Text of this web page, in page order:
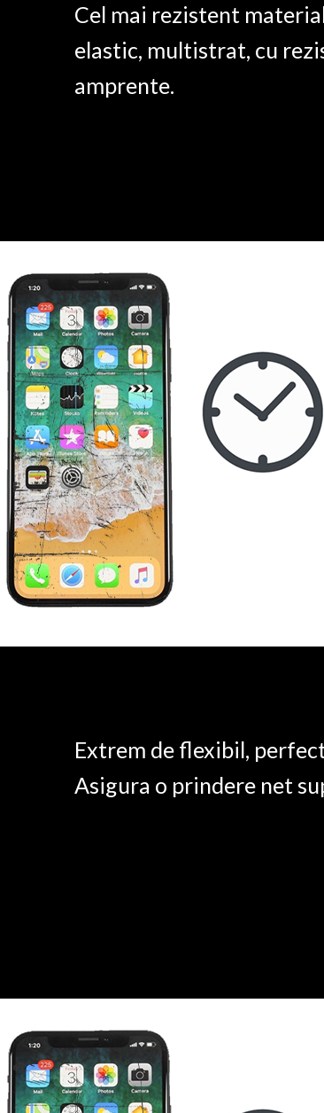
Cel mai rezistent
elastic, multistrat, cu
amprente.
Extrem de flexibil,
Asigura o prindere net